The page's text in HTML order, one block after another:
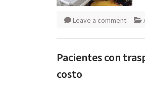
Leave a comment
Pacientes con
costo